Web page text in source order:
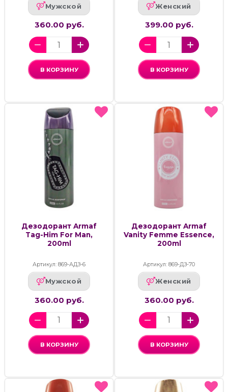
Мужской
360.00 руб.
В КОРЗИНУ
Женский
399.00 руб.
В КОРЗИНУ
Дезодорант Armaf
Tag-Him For Man,
200ml
Артикул: 869-АДЗ-6
Мужской
360.00 руб.
В КОРЗИНУ
Дезодорант Armaf
Vanity Femme Essence,
200ml
Артикул: 869-ДЗ-70
Женский
360.00 руб.
В КОРЗИНУ